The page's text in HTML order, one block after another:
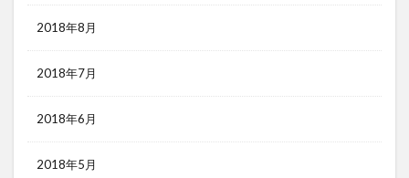
2018年8月
2018年7月
2018年6月
2018年5月